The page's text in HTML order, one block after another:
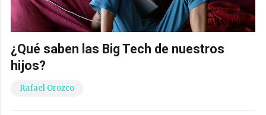
¿Qué saben las Big Tech de nuestros
hijos?
Rafael Orozco